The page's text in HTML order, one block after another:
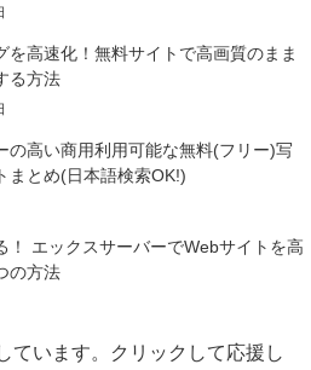
を高速化！無料サイトで高画質のまま
る方法
の高い商用利用可能な無料(フリー)写
まとめ(日本語検索OK!)
！ エックスサーバーでWebサイトを高
の方法
ています。クリックして応援し